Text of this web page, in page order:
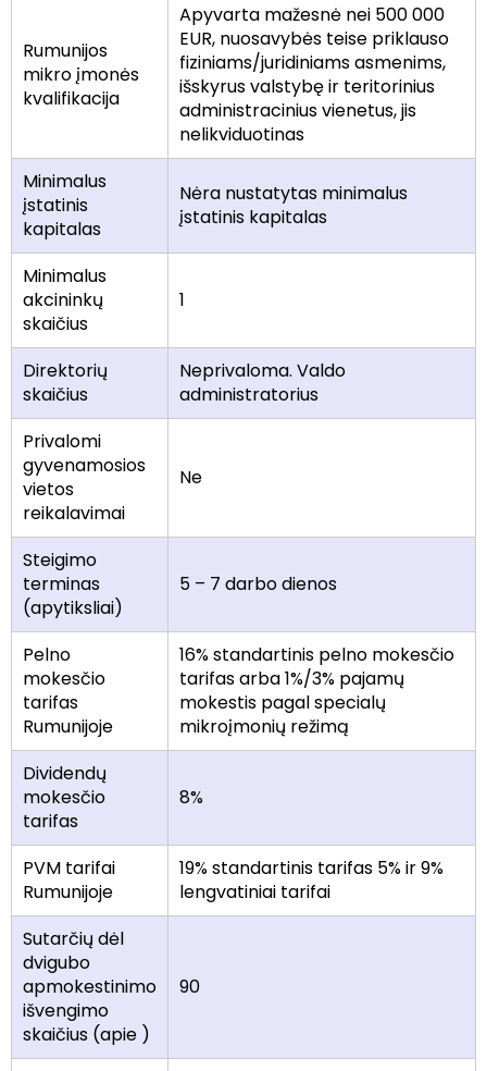
Rumunijos
mikro įmonės
kvalifikacija
Apyvarta mažesnė nei 500 000
EUR, nuosavybės teise priklauso
fiziniams/juridiniams asmenims,
išskyrus valstybę ir teritorinius
administracinius vienetus, jis
nelikviduotinas
Minimalus
įstatinis
kapitalas
Nėra nustatytas minimalus
įstatinis kapitalas
Minimalus
akcininkų
skaičius
1
Direktorių
skaičius
Neprivaloma. Valdo
administratorius
Privalomi
gyvenamosios
vietos
reikalavimai
Ne
Steigimo
terminas
(apytiksliai)
5 – 7 darbo dienos
Pelno
mokesčio
tarifas
Rumunijoje
16% standartinis pelno mokesčio
tarifas arba 1%/3% pajamų
mokestis pagal specialų
mikroįmonių režimą
Dividendų
mokesčio
tarifas
8%
PVM tarifai
Rumunijoje
19% standartinis tarifas 5% ir 9%
lengvatiniai tarifai
Sutarčių dėl
dvigubo
apmokestinimo
išvengimo
skaičius (apie )
90